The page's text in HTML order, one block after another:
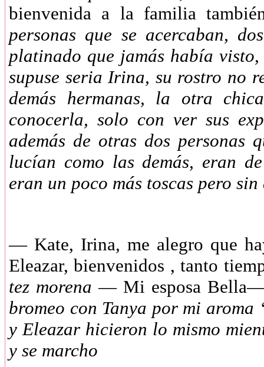
bienvenida a la familia
personas que se acercaban,
platinado que jamás había
supuse seria Irina, su rostro no
demás hermanas, la otra
conocerla, solo con ver sus
además de otras dos personas
lucían como las demás, eran
eran un poco más toscas pero
— Kate, Irina, me alegro que
Eleazar, bienvenidos , tanto
tez morena — Mi esposa
bromeo con Tanya por mi
y Eleazar hicieron lo mismo
y se marcho